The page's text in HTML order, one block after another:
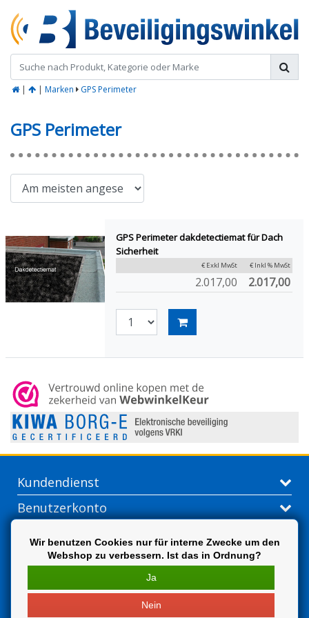
| | Marken GPS Perimeter
GPS Perimeter
GPS Perimeter dakdetectiemat für Dach
Sicherheit
€ Exkl MwSt € Inkl % MwSt
2.017,00 2.017,00
Kundendienst
Benutzerkonto
Extra
Wir benutzen Cookies nur für interne Zwecke um den
Webshop zu verbessern. Ist das in Ordnung?
Ja
Nein